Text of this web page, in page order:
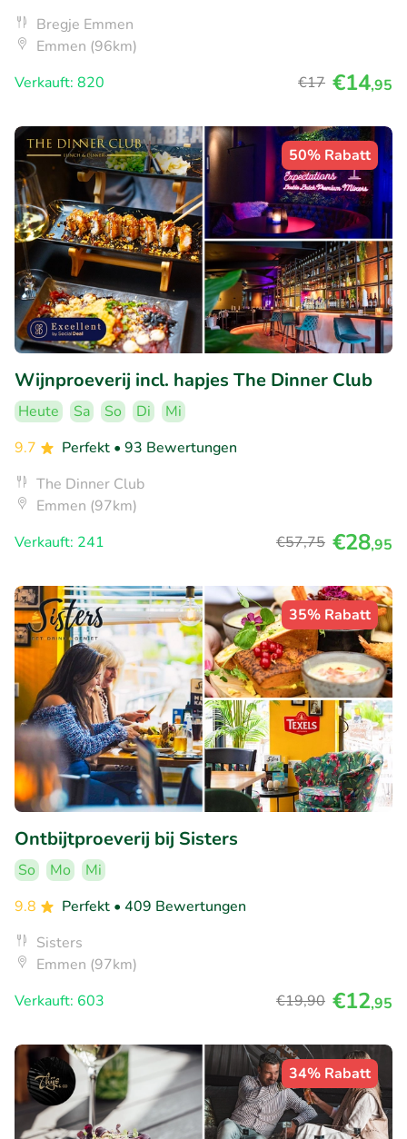
Bregje Emmen
Emmen (96km)
Verkauft: 820
€17 €14,95
50% Rabatt
Wijnproeverij incl. hapjes The Dinner Club
Heute Sa So Di
Mi
9.7
Perfekt • 93 Bewertungen
The Dinner Club
Emmen (97km)
Verkauft: 241
€57,75 €28,95
35% Rabatt
Ontbijtproeverij bij Sisters
So Mo
Mi
9.8
Perfekt • 409 Bewertungen
Sisters
Emmen (97km)
Verkauft: 603
€19,90 €12,95
34% Rabatt